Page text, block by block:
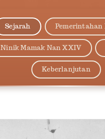
Sejarah Pemerintahan
Ninik Mamak Nan XXIV
Keberlanjutan